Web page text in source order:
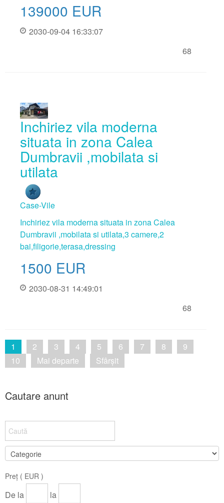
139000 EUR
2030-09-04 16:33:07
68
Inchiriez vila moderna
situata in zona Calea
Dumbravii ,mobilata si
utilata
Case-Vile
Inchiriez vila moderna situata in zona Calea
Dumbravii ,mobilata si utilata,3 camere,2
bai,filigorie,terasa,dressing
1500 EUR
2030-08-31 14:49:01
68
1 2 3 4 5 6 7 8
9
10
Mai departe Sfârșit
Cautare anunt
Preț ( EUR )
De la la